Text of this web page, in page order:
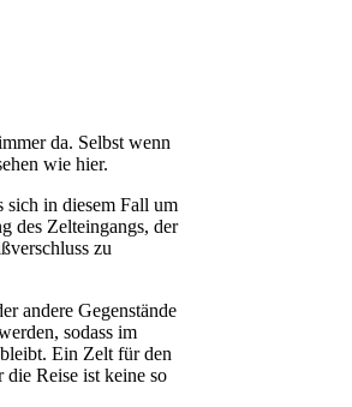
da. Selbst wenn
wie hier.
sich in diesem Fall um
des Zelteingangs, der
zu
andere Gegenstände
sodass im
Ein Zelt für den
die Reise ist keine so